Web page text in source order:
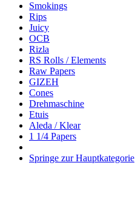
Smokings
Rips
Juicy
OCB
Rizla
RS Rolls / Elements
Raw Papers
GIZEH
Cones
Drehmaschine
Etuis
Aleda / Klear
1 1/4 Papers
Springe zur Hauptkategorie